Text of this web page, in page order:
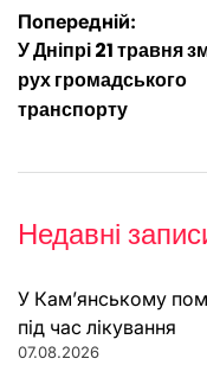
Навігація
записів
Попередній:
У Дніпрі 21 травня
рух громадського
транспорту
Недавні
У Кам’янському
під час лікування
07.08.2026